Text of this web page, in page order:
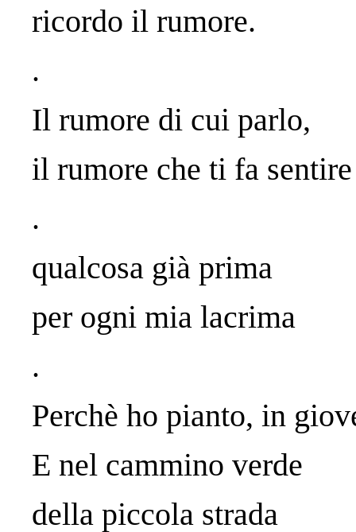
ricordo il rumore.
.
Il rumore di cui parlo,
il rumore che ti fa
.
qualcosa già prima
per ogni mia lacrima
.
Perchè ho pianto, in
E nel cammino verde
della piccola strada